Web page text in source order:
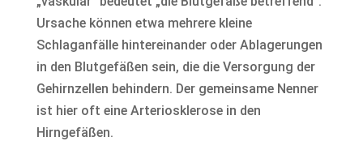
Ursache können etwa mehrere kleine
Schlaganfälle hintereinander oder Ablagerungen
in den Blutgefäßen sein, die die Versorgung der
Gehirnzellen behindern. Der gemeinsame Nenner
ist hier oft eine Arteriosklerose in den
Hirngefäßen.